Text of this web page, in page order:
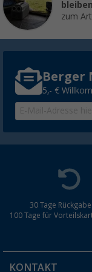
zum
Berger
5,- €
30 Tage
100 Tage für
KONTAKT